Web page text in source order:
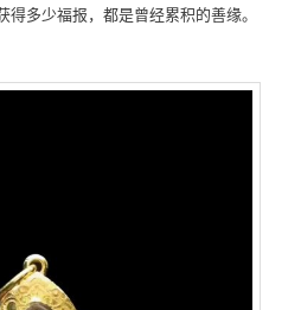
多少福报，都是曾经累积的善缘。